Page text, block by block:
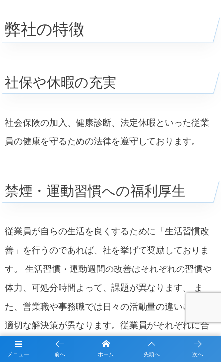
弊社の特徴
社保や休暇の充実
社会保険の加入、健康診断、法定休暇といった従業
員の健康を守るための法律を遵守しております。
禁煙・運動習慣への福利厚生
従業員が自らの生活を良くするために「生活習慣改
善」を行うのであれば、社を挙げて奨励しておりま
す。 生活習慣・運動週間の改善はそれぞれの習慣や
体力、可処分時間よって、課題が異なります。 ま
た、営業職や事務職では日々の活動量の違いにより
適切な解決策が異なります。従業員がそれぞれに合
った習慣を身につけて、長期的な取り組みをするこ
メニュー 前へ ホーム 先頭へ 次へ